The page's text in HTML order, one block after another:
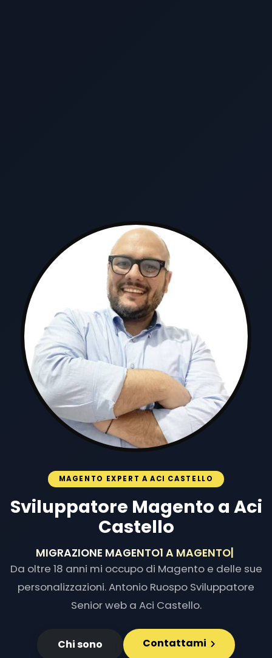
MAGENTO EXPERT A ACI CASTELLO
Sviluppatore Magento a Aci
Castello
MIGRAZIONE MAGENTO1 A MAG|
Da oltre 18 anni mi occupo di Magento e delle sue
personalizzazioni. Antonio Ruospo Sviluppatore
Senior web a Aci Castello.
Chi sono Contattami